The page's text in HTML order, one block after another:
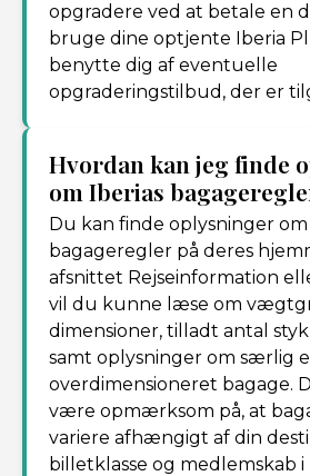
opgradere ved at betale en
bruge dine optjente Iberia
benytte dig af eventuelle
opgraderingstilbud, der er
Hvordan kan jeg finde
om Iberias
Du kan finde oplysninger om
bagageregler på deres
afsnittet Rejseinformation
vil du kunne læse om
dimensioner, tilladt antal
samt oplysninger om særlig
overdimensioneret bagage.
være opmærksom på, at
variere afhængigt af din
billetklasse og medlemskab i